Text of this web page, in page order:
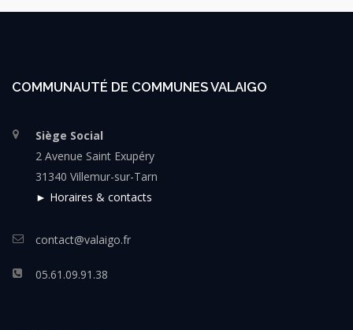
COMMUNAUTÉ DE COMMUNES VALAIGO
Siège Social
2 Avenue Saint Exupéry
31340 Villemur-sur-Tarn
► Horaires & contacts
contact@valaigo.fr
05.61.09.91.38